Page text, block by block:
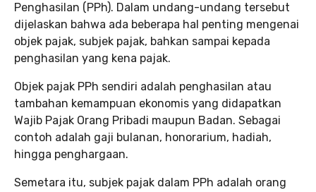
Penghasilan (PPh). Dalam undang-undang tersebut
dijelaskan bahwa ada beberapa hal penting mengenai
objek pajak, subjek pajak, bahkan sampai kepada
penghasilan yang kena pajak.
Objek pajak PPh sendiri adalah penghasilan atau
tambahan kemampuan ekonomis yang didapatkan
Wajib Pajak Orang Pribadi maupun Badan. Sebagai
contoh adalah gaji bulanan, honorarium, hadiah,
hingga penghargaan.
Semetara itu, subjek pajak dalam PPh adalah orang